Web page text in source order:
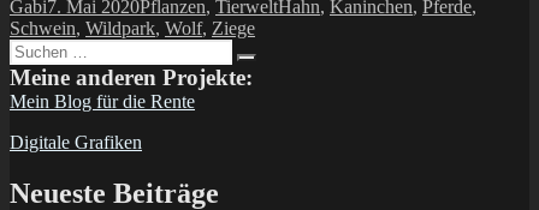
Autor
GabiVeröffentlicht
am
7. Mai 2020Kategorien
Pflanzen, TierweltSchlagwörter
Hahn, Kaninchen, Pferde,
Schwein, Wildpark, Wolf, Ziege
Suchen
nach:
Meine anderen Projekte:
Mein Blog für die Rente
Digitale Grafiken
Neueste Beiträge